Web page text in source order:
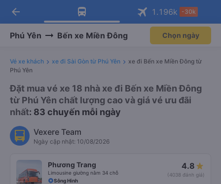
Tải app Vexere ngay!
Nhận ưu đãi thành viên độc
Mở app
Tải app Vexere
-30k/ghế khi đặt vé máy bay qua
Mở app
arrow_back 1.196k -30k
Phú Yên Bến xe Miền Đông Chọn ngày
Vé xe khách xe đi Sài Gòn từ Phú Yên
xe đi Bến xe Miền Đông từ
Phú Yên
Đặt mua vé xe 18 nhà xe đi Bến xe Miền Đông
từ Phú Yên chất lượng cao và giá vé ưu đãi
nhất: 83 chuyến mỗi ngày
Vexere Team
Ngày cập nhật: 10/08/2026
Phương Trang
Limousine giường nằm 34 chỗ
4.8
(4038 đánh giá)
Sông Hinh